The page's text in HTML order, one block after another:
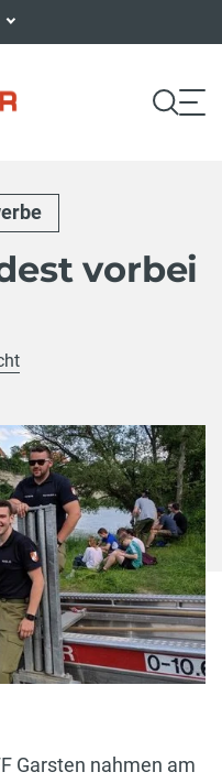
vorbei
Garsten nahmen am